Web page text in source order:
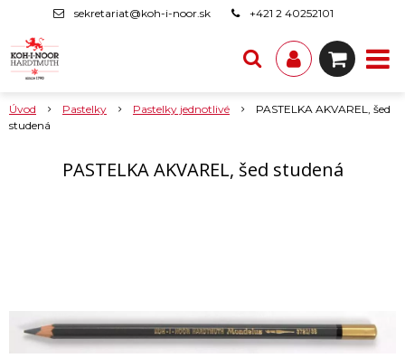
sekretariat@koh-i-noor.sk +421 2 40252101
Úvod Pastelky Pastelky jednotlivé
PASTELKA AKVAREL, šed
studená
PASTELKA AKVAREL, šed studená